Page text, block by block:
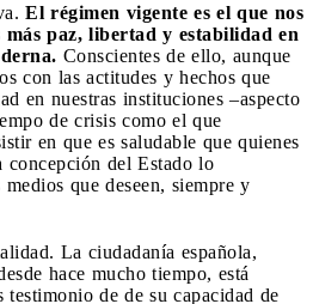
El régimen vigente es el que nos
más paz, libertad y estabilidad en
Conscientes de ello, aunque
con las actitudes y hechos que
en nuestras instituciones –aspecto
de crisis como el que
en que es saludable que quienes
concepción del Estado lo
que deseen, siempre y
La ciudadanía española,
hace mucho tiempo, está
testimonio de de su capacidad de